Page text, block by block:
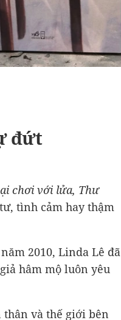
đứt
chơi với lửa, Thư
tình cảm hay thậm
2010, Linda Lê đã
hâm mộ luôn yêu
và thế giới bên